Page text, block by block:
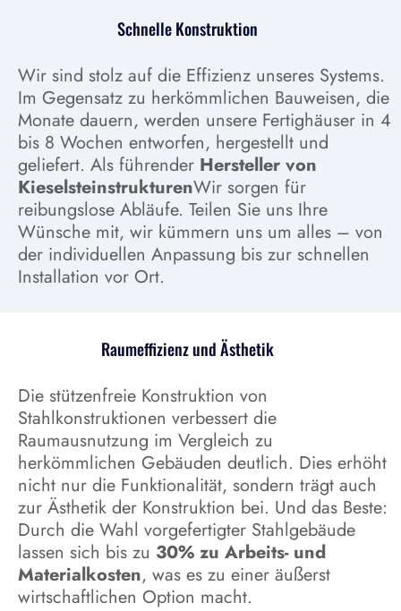
Schnelle Konstruktion
Wir sind stolz auf die Effizienz unseres Systems.
Im Gegensatz zu herkömmlichen Bauweisen, die
Monate dauern, werden unsere Fertighäuser in 4
bis 8 Wochen entworfen, hergestellt und
geliefert. Als führender Hersteller von
KieselsteinstrukturenWir sorgen für
reibungslose Abläufe. Teilen Sie uns Ihre
Wünsche mit, wir kümmern uns um alles – von
der individuellen Anpassung bis zur schnellen
Installation vor Ort.
Raumeffizienz und Ästhetik
Die stützenfreie Konstruktion von
Stahlkonstruktionen verbessert die
Raumausnutzung im Vergleich zu
herkömmlichen Gebäuden deutlich. Dies erhöht
nicht nur die Funktionalität, sondern trägt auch
zur Ästhetik der Konstruktion bei. Und das Beste:
Durch die Wahl vorgefertigter Stahlgebäude
lassen sich bis zu 30% zu Arbeits- und
Materialkosten, was es zu einer äußerst
wirtschaftlichen Option macht.